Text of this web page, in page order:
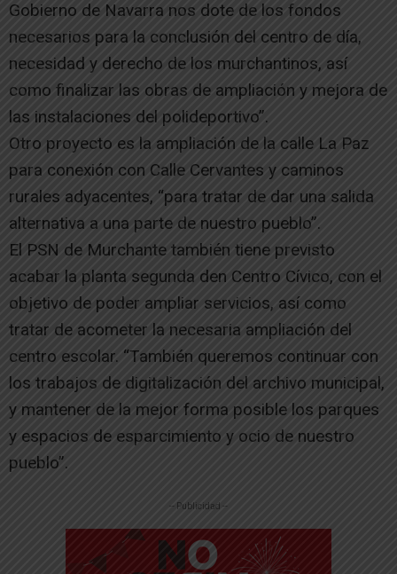
Gobierno de Navarra nos dote de los fondos
necesarios para la conclusión del centro de día,
necesidad y derecho de los murchantinos, así
como finalizar las obras de ampliación y mejora de
las instalaciones del polideportivo”.
Otro proyecto es la ampliación de la calle La Paz
para conexión con Calle Cervantes y caminos
rurales adyacentes, “para tratar de dar una salida
alternativa a una parte de nuestro pueblo”.
El PSN de Murchante también tiene previsto
acabar la planta segunda den Centro Cívico, con el
objetivo de poder ampliar servicios, así como
tratar de acometer la necesaria ampliación del
centro escolar. “También queremos continuar con
los trabajos de digitalización del archivo municipal,
y mantener de la mejor forma posible los parques
y espacios de esparcimiento y ocio de nuestro
pueblo”.
-- Publicidad --